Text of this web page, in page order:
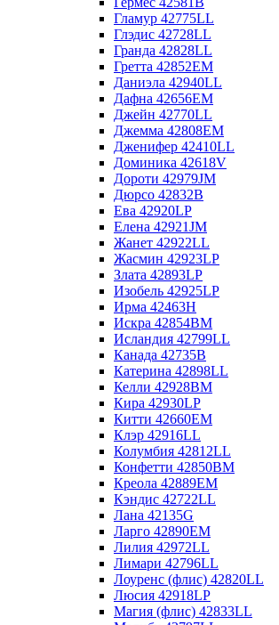
Гламур 42775LL
Глэдис 42728LL
Гранда 42828LL
Гретта 42852EM
Даниэла 42940LL
Дафна 42656EM
Джейн 42770LL
Джемма 42808EM
Дженифер 42410LL
Доминика 42618V
Дороти 42979JM
Дюрсо 42832B
Ева 42920LP
Елена 42921JM
Жанет 42922LL
Жасмин 42923LP
Злата 42893LP
Изобель 42925LP
Ирма 42463H
Искра 42854BM
Исландия 42799LL
Канада 42735B
Катерина 42898LL
Келли 42928BM
Кира 42930LP
Китти 42660EM
Клэр 42916LL
Колумбия 42812LL
Конфетти 42850BM
Креола 42889EM
Кэндис 42722LL
Лана 42135G
Ларго 42890EM
Лилия 42972LL
Лимари 42796LL
Лоуренс (флис) 42820LL
Люсия 42918LP
Магия (флис) 42833LL